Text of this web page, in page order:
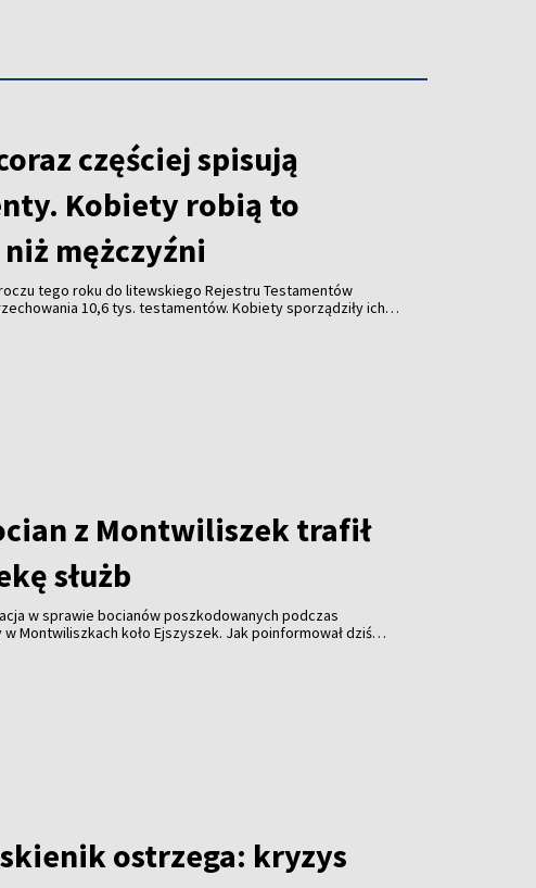
częściej spisują
Kobiety robią to
mężczyźni
tego roku do litewskiego Rejestru Testamentów
10,6 tys. testamentów. Kobiety sporządziły ich
z Montwiliszek trafił
służb
w sprawie bocianów poszkodowanych podczas
Montwiliszkach koło Ejszyszek. Jak poinformował dziś
ostrzega: kryzys